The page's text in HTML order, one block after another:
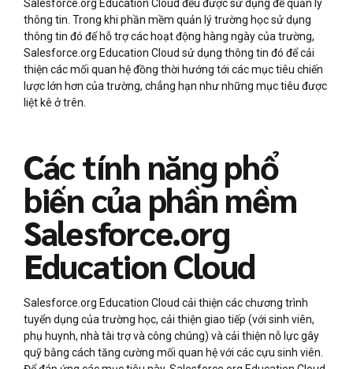
Salesforce.org Education Cloud đều được sử dụng để quản lý
thông tin. Trong khi phần mềm quản lý trường học sử dụng
thông tin đó để hỗ trợ các hoạt động hàng ngày của trường,
Salesforce.org Education Cloud sử dụng thông tin đó để cải
thiện các mối quan hệ đồng thời hướng tới các mục tiêu chiến
lược lớn hơn của trường, chẳng hạn như những mục tiêu được
liệt kê ở trên.
Các tính năng phổ
biến của phần mềm
Salesforce.org
Education Cloud
Salesforce.org Education Cloud cải thiện các chương trình
tuyển dụng của trường học, cải thiện giao tiếp (với sinh viên,
phụ huynh, nhà tài trợ và công chúng) và cải thiện nỗ lực gây
quỹ bằng cách tăng cường mối quan hệ với các cựu sinh viên.